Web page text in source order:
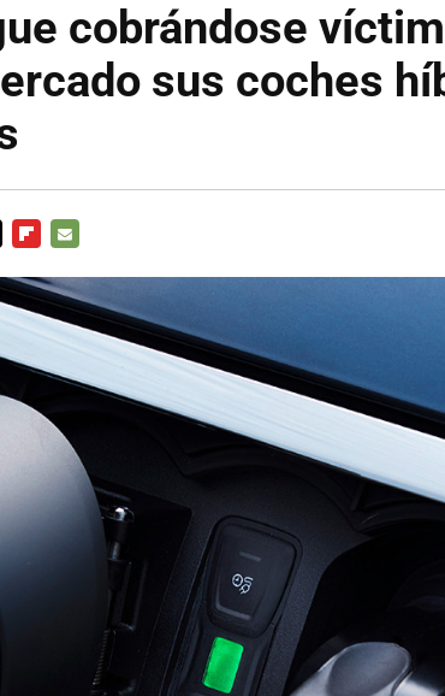
cobrándose
sus coches
MAIL